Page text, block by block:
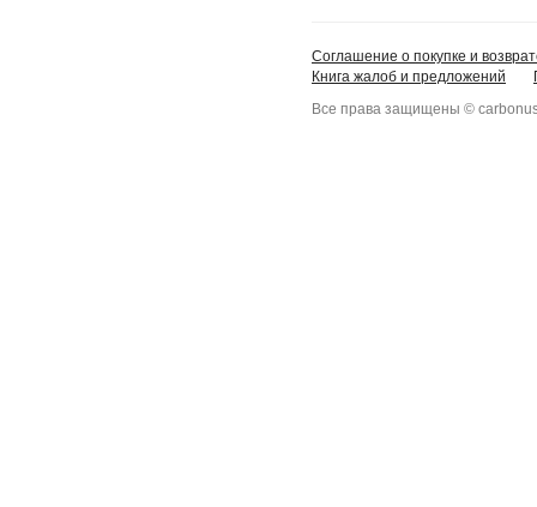
Соглашение о покупке и
Книга жалоб и предложений
Все права защищены ©